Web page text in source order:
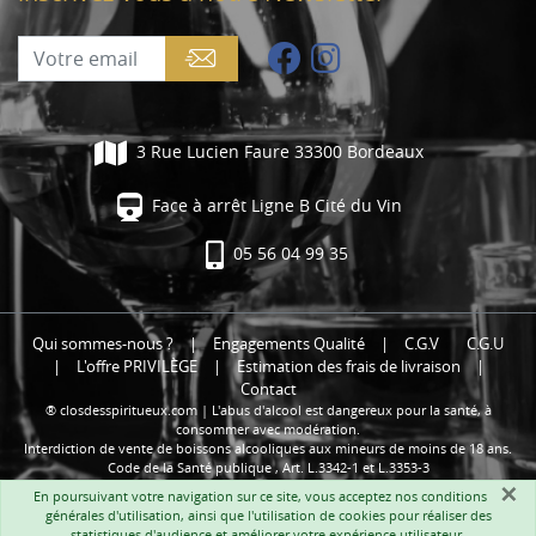
3 Rue Lucien Faure 33300 Bordeaux
Face à arrêt Ligne B Cité du Vin
05 56 04 99 35
Qui sommes-nous ? | Engagements Qualité | C.G.V
C.G.U
|
L'offre PRIVILÈGE | Estimation des frais de livraison
|
Contact
® closdesspiritueux.com | L'abus d'alcool est dangereux pour la santé, à
consommer avec modération.
Interdiction de vente de boissons alcooliques aux mineurs de moins de 18 ans.
Code de la Santé publique , Art. L.3342-1 et L.3353-3
×
En poursuivant votre navigation sur ce site, vous acceptez nos conditions
générales d'utilisation, ainsi que l'utilisation de cookies pour réaliser des